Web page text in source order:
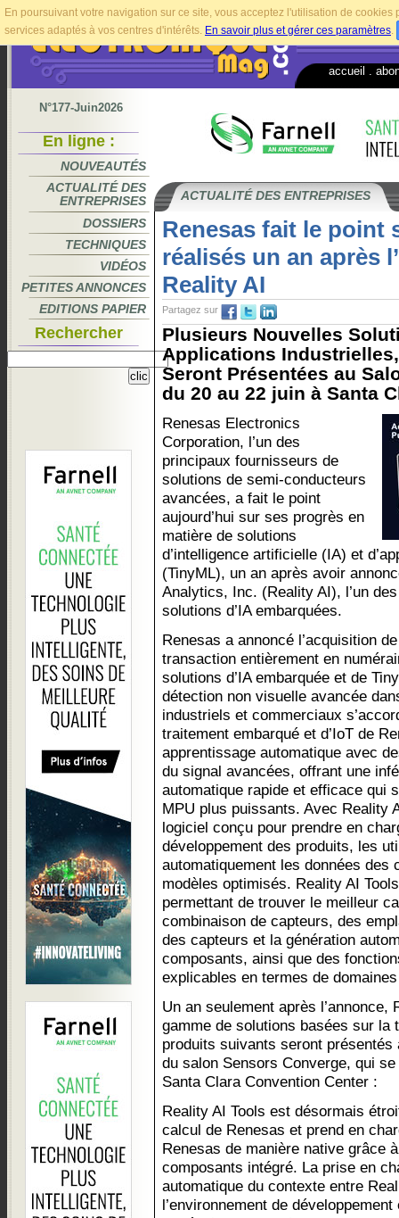
En poursuivant votre navigation sur ce site, vous acceptez l'utilisation de
services adaptés à vos centres d'intérêts. En savoir plus et gérer ces paramètres.
accueil
N°177-Juin2026
En ligne :
NOUVEAUTÉS
ACTUALITÉ DES
ENTREPRISES
DOSSIERS
TECHNIQUES
VIDÉOS
PETITES ANNONCES
EDITIONS PAPIER
Rechercher
ACTUALITÉ DES ENTREPRISES
Renesas fait le point
réalisés un an après
Reality AI
Partagez sur
Plusieurs Nouvelles
Applications
Seront Présentées au
du 20 au 22 juin à Santa
Renesas Electronics
Corporation, l’un des
principaux fournisseurs de
solutions de semi-conducteurs
avancées, a fait le point
aujourd’hui sur ses progrès en
matière de solutions
d’intelligence artificielle (IA) et
(TinyML), un an après avoir
Analytics, Inc. (Reality AI), l’un
solutions d’IA embarquées.
Renesas a annoncé l’acquisition
transaction entièrement en
solutions d’IA embarquée et de
détection non visuelle avancée
industriels et commerciaux
traitement embarqué et d’IoT de
apprentissage automatique avec
du signal avancées, offrant une
automatique rapide et efficace qui
MPU plus puissants. Avec Reality
logiciel conçu pour prendre en
développement des produits, les
automatiquement les données des
modèles optimisés. Reality AI
permettant de trouver le meilleur
combinaison de capteurs, des
des capteurs et la génération
composants, ainsi que des
explicables en termes de
Un an seulement après l’annonce,
gamme de solutions basées sur la
produits suivants seront
du salon Sensors Converge, qui
Santa Clara Convention Center :
Reality AI Tools est désormais
calcul de Renesas et prend en
Renesas de manière native grâce
composants intégré. La prise en
automatique du contexte entre
l’environnement de